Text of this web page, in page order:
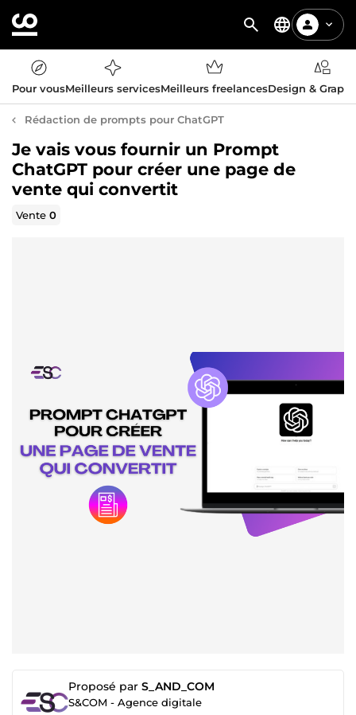
Pour vousMeilleurs servicesMeilleurs freelancesDesign &
Rédaction de prompts pour ChatGPT
Je vais vous fournir un Prompt
ChatGPT pour créer une page de
vente qui convertit
Vente0
Proposé par S_AND_COM
S&COM - Agence digitale